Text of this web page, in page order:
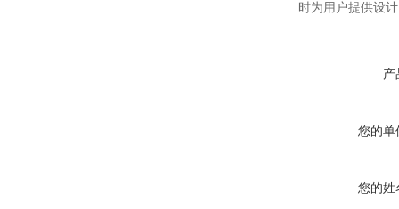
时为用户提供设
产
您的单
您的姓